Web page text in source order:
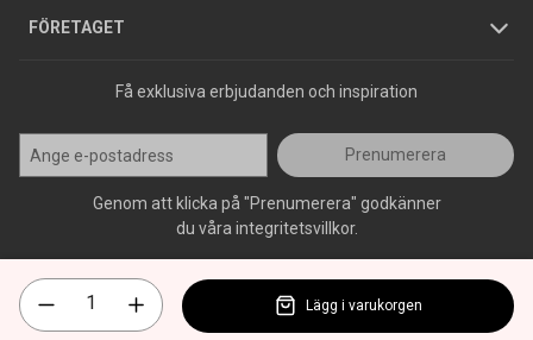
FÖRETAGET
Press
Få exklusiva erbjudanden och inspiration
Prenumerera
Genom att klicka på "Prenumerera" godkänner
du våra integritetsvillkor.
Lägg i varukorgen